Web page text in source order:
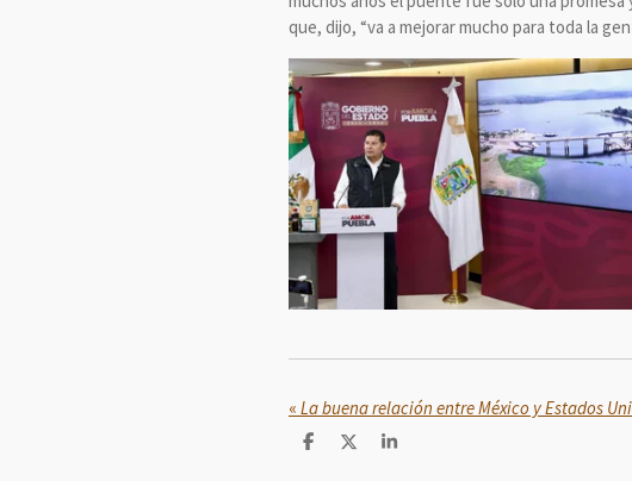
que, dijo, “va a mejorar mucho para toda la
«
C
C
C